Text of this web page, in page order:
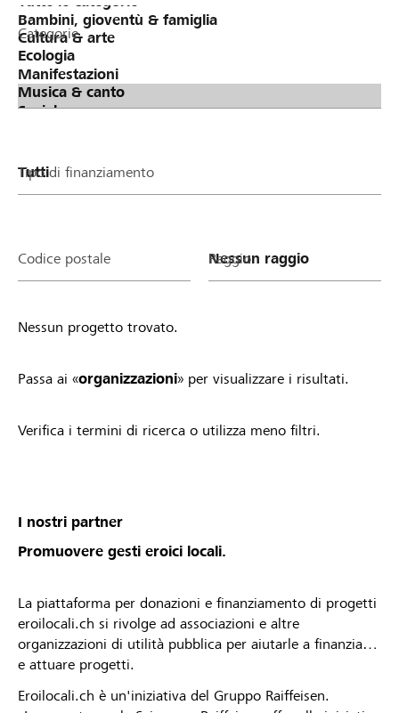
Categorie
Tipo di finanziamento
Codice postale Raggio
Nessun progetto trovato.
Passa ai «organizzazioni» per visualizzare i risultati.
Verifica i termini di ricerca o utilizza meno filtri.
I nostri partner
Promuovere gesti eroici locali.
La piattaforma per donazioni e finanziamento di progetti
eroilocali.ch si rivolge ad associazioni e altre
organizzazioni di utilità pubblica per aiutarle a finanziare
e attuare progetti.
Eroilocali.ch è un'iniziativa del Gruppo Raiffeisen.